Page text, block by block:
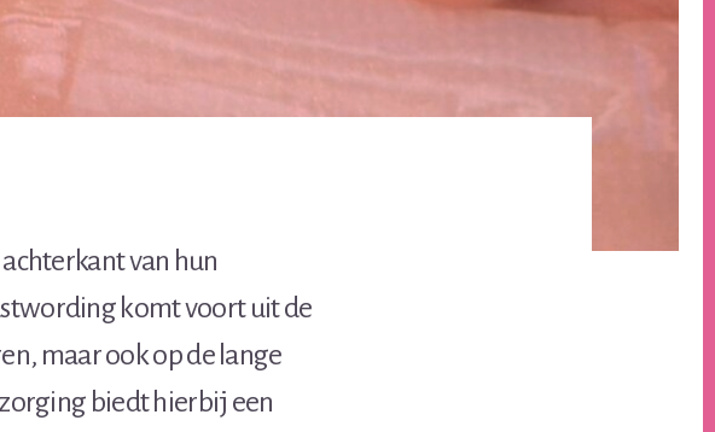
van hun
komt voort uit de
maar ook op de lange
biedt hierbij een